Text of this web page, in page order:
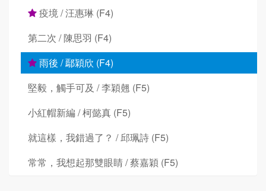
疫境 / 汪惠琳 (F4)
第二次 / 陳思羽 (F4)
雨後 / 鄢穎欣 (F4)
堅毅，觸手可及 / 李穎翹 (F5)
小紅帽新編 / 柯懿真 (F5)
就這樣，我錯過了？ / 邱珮詩 (F5)
常常，我想起那雙眼睛 / 蔡嘉穎 (F5)